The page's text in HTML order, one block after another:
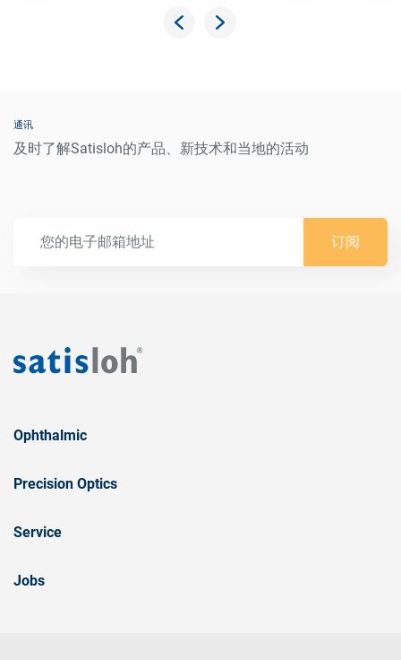
通讯
及时了解Satisloh的产品、新技术和当地的活动
订阅
Ophthalmic
Precision Optics
Service
Jobs